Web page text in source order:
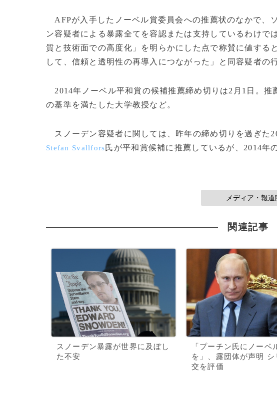
AFPが入手したノーベル賞委員会への推薦状のなかで、
ン容疑者による暴露全てを容認または支持しているわけで
質と技術面での高度化」を明らかにした点で称賛に値する
して、信頼と透明性の再導入につながった」と同容疑者の
2014年ノーベル平和賞の候補推薦締め切りは2月1日。推
の基準を満たした大学教授など。
スノーデン容疑者に関しては、昨年の締め切りを過ぎた
Stefan Svallfors氏が平和賞候補に推薦しているが、2014年
メディア・報
関連記事
スノーデン暴露が世界に及ぼし
た不安
「プーチン氏にノーベ
を」、露団体が声明 シ
交を評価